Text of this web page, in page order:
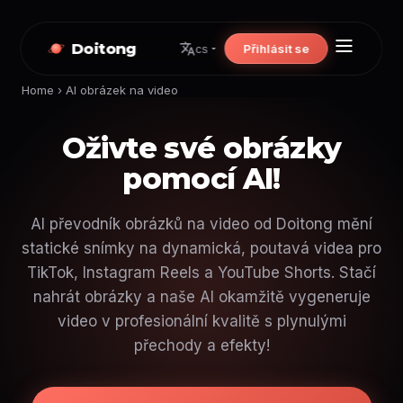
Doitong cs Přihlásit se
Home › AI obrázek na video
Oživte své obrázky
pomocí AI!
AI převodník obrázků na video od Doitong mění
statické snímky na dynamická, poutavá videa pro
TikTok, Instagram Reels a YouTube Shorts. Stačí
nahrát obrázky a naše AI okamžitě vygeneruje
video v profesionální kvalitě s plynulými
přechody a efekty!